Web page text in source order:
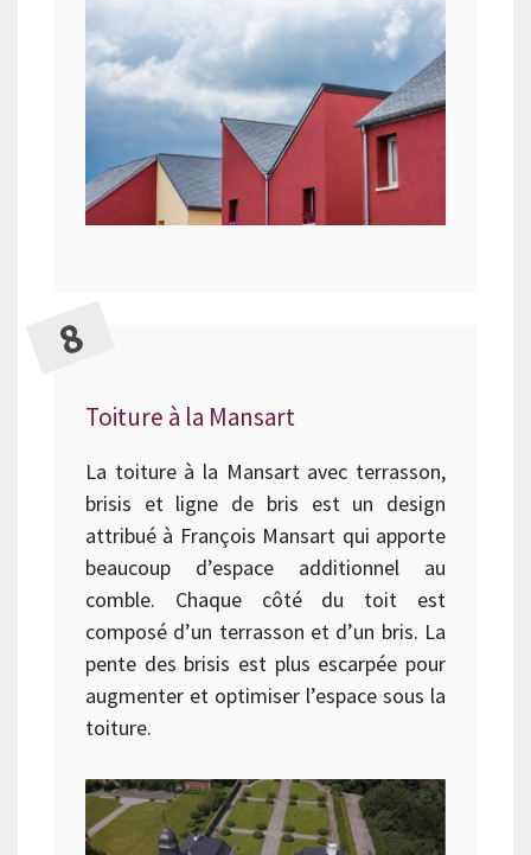
Toiture à la Mansart
La toiture à la Mansart avec terrasson,
brisis et ligne de bris est un design
attribué à François Mansart qui apporte
beaucoup d’espace additionnel au
comble. Chaque côté du toit est
composé d’un terrasson et d’un bris. La
pente des brisis est plus escarpée pour
augmenter et optimiser l’espace sous la
toiture.